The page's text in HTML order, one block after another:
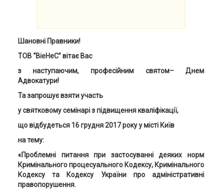
Шановні Правники!
ТОВ “ВіеНеС”вітає Вас
з наступаючим, професійним святом– Днем
Адвокатури!
Та запрошує взяти участь
у святковому семінарі з підвищення кваліфікації,
що відбудеться 16грудня 2017 року у місті Київ
на тему:
«Проблемні питання при застосуванні деяких норм
Кримінального процесуального Кодексу, Кримінального
Кодексу та Кодексу України про адміністративні
правопорушення.